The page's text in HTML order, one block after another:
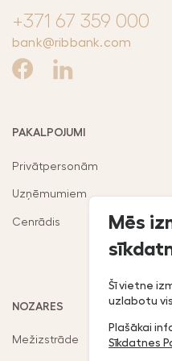
+371 67 359 000
bank@ribbank.com
PAKALPOJUMI
Privātpersonām
Uzņēmumiem
Cenrādis
NOZARES
Mežizstrāde
Mēs
Šī vietne
uzlabotu
Plašākai
Sīkdatnes